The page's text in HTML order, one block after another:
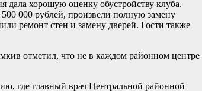
дала хорошую оценку обустройству клуба.
000 рублей, произвели полную замену
ремонт стен и замену дверей. Гости также
отметил, что не в каждом районном центре
где главный врач Центральной районной